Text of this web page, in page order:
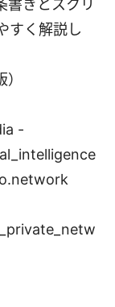
書きとスクリ
すく解説し
-